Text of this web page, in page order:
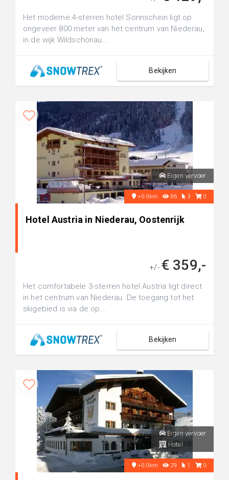
Het moderne 4-sterren hotel Sonnschein ligt op
ongeveer 800 meter van het centrum van Niederau,
in de wijk Wildschönau...
Bekijken
Eigen vervoer
+0.0km 86 3 0
Hotel Austria in Niederau, Oostenrijk
+/- € 359,-
Het comfortabele 3-sterren hotel Austria ligt direct
in het centrum van Niederau. De toegang tot het
skigebied is via de op...
Bekijken
Eigen vervoer
Hotel
+0.0km 29 1 0